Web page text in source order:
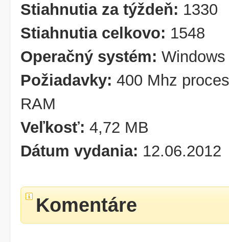
Stiahnutia za týždeň: 1330
Stiahnutia celkovo: 1548
Operačný systém:
Požiadavky: 400 Mhz
RAM
Veľkosť: 4,72 MB
Dátum vydania: 12.06.2012
Komentáre